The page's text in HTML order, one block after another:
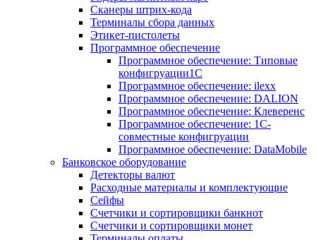
Сканеры штрих-кода
Терминалы сбора данных
Этикет-пистолеты
Программное обеспечение
Программное обеспечение: Типовые
конфигруации1С
Программное обеспечение: ilexx
Программное обеспечение: DALION
Программное обеспечение: Клеверенс
Программное обеспечение: 1С-
совместные конфигруации
Программное обеспечение: DataMobile
Банковское оборудование
Детекторы валют
Расходные материалы и комплектующие
Сейфы
Счетчики и сортировщики банкнот
Счетчики и сортировщики монет